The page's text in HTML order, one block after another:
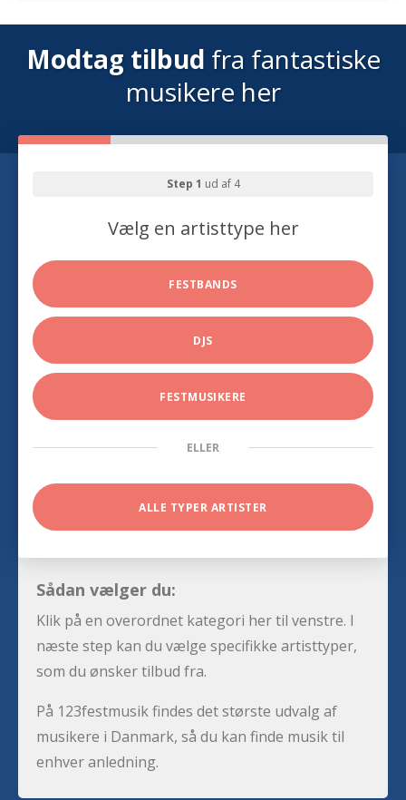
Modtag tilbud fra fantastiske
musikere her
Step 1 ud af 4
Vælg en artisttype her
FESTBANDS
DJS
FESTMUSIKERE
ELLER
ALLE TYPER ARTISTER
Sådan vælger du:
Klik på en overordnet kategori her til venstre. I
næste step kan du vælge specifikke artisttyper,
som du ønsker tilbud fra.
På 123festmusik findes det største udvalg af
musikere i Danmark, så du kan finde musik til
enhver anledning.